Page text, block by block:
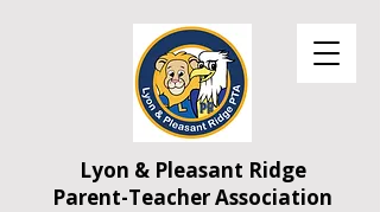
Lyon & Pleasant Ridge
Parent-Teacher Association